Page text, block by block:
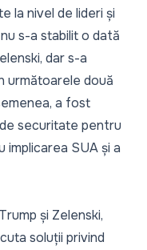
la nivel de lideri și
s-a stabilit o dată
dar s-a
următoarele două
a fost
securitate pentru
implicarea SUA și a
și Zelenski,
soluții privind